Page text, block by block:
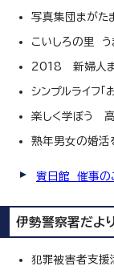
写真集団まが
こいしろの里 う
2018 新婦人ま
シンプルライフ「
楽しく学ぼう
熟年男女の婚活
賓日館 催事の
伊勢警察署だより
犯罪被害者支援